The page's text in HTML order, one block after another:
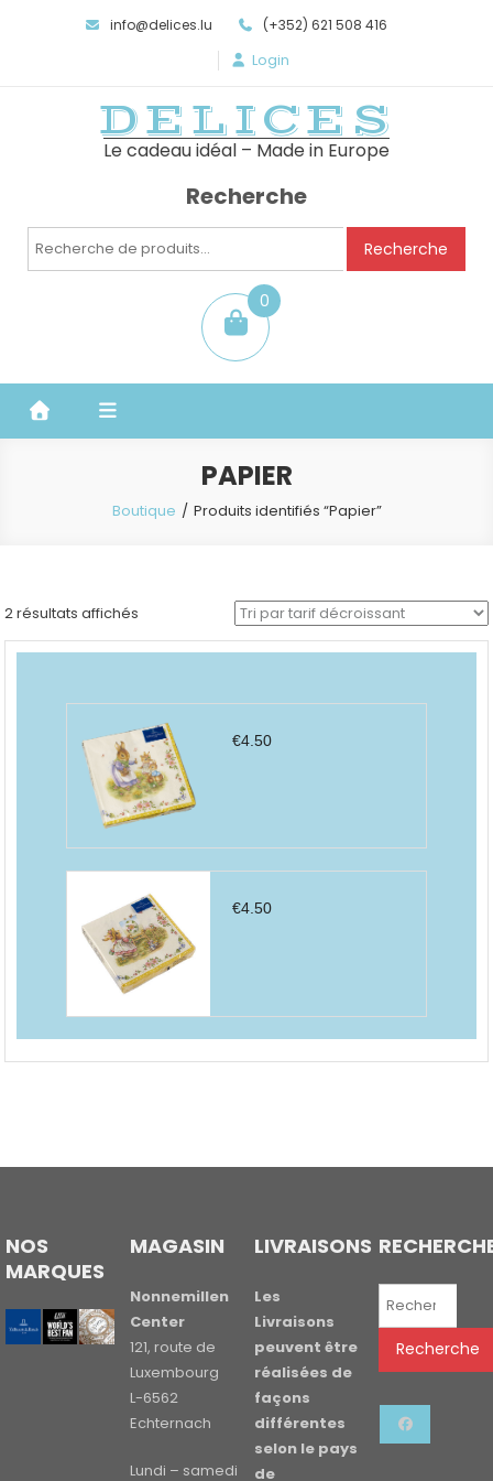
info@delices.lu (+352) 621 508 416
Login
DELICES
Le cadeau idéal – Made in Europe
Recherche
Recherche
Recherche
0
item
PAPIER
Boutique Produits identifiés “Papier”
2 résultats affichés
par
€4.50
€4.50
NOS
MARQUES
MAGASIN
Nonnemillen
Center
121, route de
Luxembourg
L-6562
Echternach
Lundi – samedi
LIVRAISONS
Les
Livraisons
peuvent être
réalisées de
façons
différentes
selon le pays
de
Recherche